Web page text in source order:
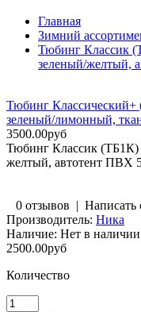
Главная
Зимний
Тюбинг Классик
зеленый/желтый,
Тюбинг
зеленый/лимонный,
3500.00руб
Тюбинг Классик
желтый, автотент ПВХ
0 отзывов | Написать
Производитель: Ника
Наличие: Нет в наличии
2500.00руб
Количество